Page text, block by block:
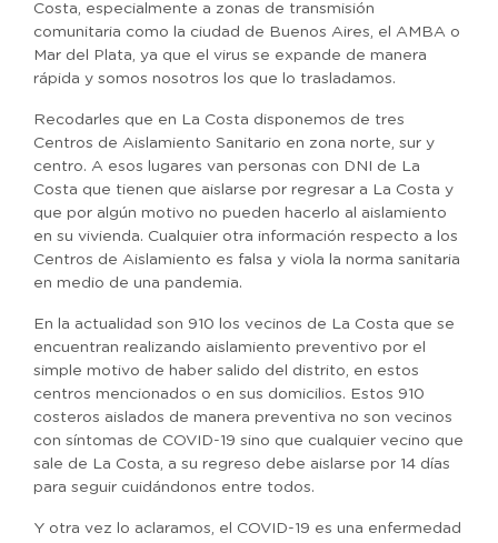
Costa, especialmente a zonas de transmisión
comunitaria como la ciudad de Buenos Aires, el AMBA o
Mar del Plata, ya que el virus se expande de manera
rápida y somos nosotros los que lo trasladamos.
Recodarles que en La Costa disponemos de tres
Centros de Aislamiento Sanitario en zona norte, sur y
centro. A esos lugares van personas con DNI de La
Costa que tienen que aislarse por regresar a La Costa y
que por algún motivo no pueden hacerlo al aislamiento
en su vivienda. Cualquier otra información respecto a los
Centros de Aislamiento es falsa y viola la norma sanitaria
en medio de una pandemia.
En la actualidad son 910 los vecinos de La Costa que se
encuentran realizando aislamiento preventivo por el
simple motivo de haber salido del distrito, en estos
centros mencionados o en sus domicilios. Estos 910
costeros aislados de manera preventiva no son vecinos
con síntomas de COVID-19 sino que cualquier vecino que
sale de La Costa, a su regreso debe aislarse por 14 días
para seguir cuidándonos entre todos.
Y otra vez lo aclaramos, el COVID-19 es una enfermedad